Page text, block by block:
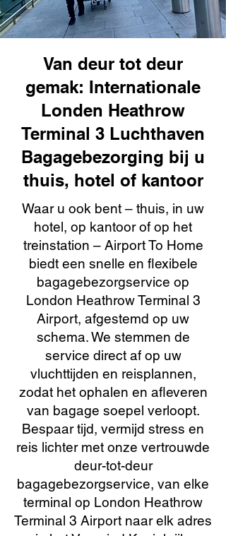
Van deur tot deur
gemak: Internationale
Londen Heathrow
Terminal 3 Luchthaven
Bagagebezorging bij u
thuis, hotel of kantoor
Waar u ook bent – thuis, in uw
hotel, op kantoor of op het
treinstation – Airport To Home
biedt een snelle en flexibele
bagagebezorgservice op
London Heathrow Terminal 3
Airport, afgestemd op uw
schema. We stemmen de
service direct af op uw
vluchttijden en reisplannen,
zodat het ophalen en afleveren
van bagage soepel verloopt.
Bespaar tijd, vermijd stress en
reis lichter met onze vertrouwde
deur-tot-deur
bagagebezorgservice, van elke
terminal op London Heathrow
Terminal 3 Airport naar elk adres